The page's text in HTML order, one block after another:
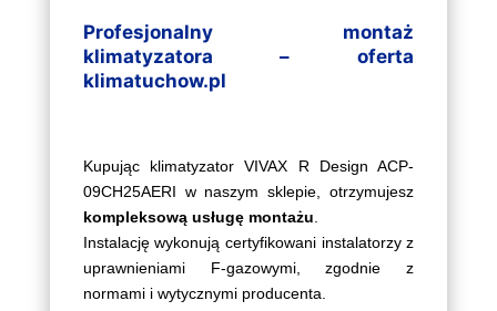
Profesjonalny montaż
klimatyzatora – oferta
klimatuchow.pl
Kupując klimatyzator VIVAX R Design ACP-
09CH25AERI w naszym sklepie, otrzymujesz
kompleksową usługę montażu.
Instalację wykonują certyfikowani instalatorzy z
uprawnieniami F-gazowymi, zgodnie z
normami i wytycznymi producenta.